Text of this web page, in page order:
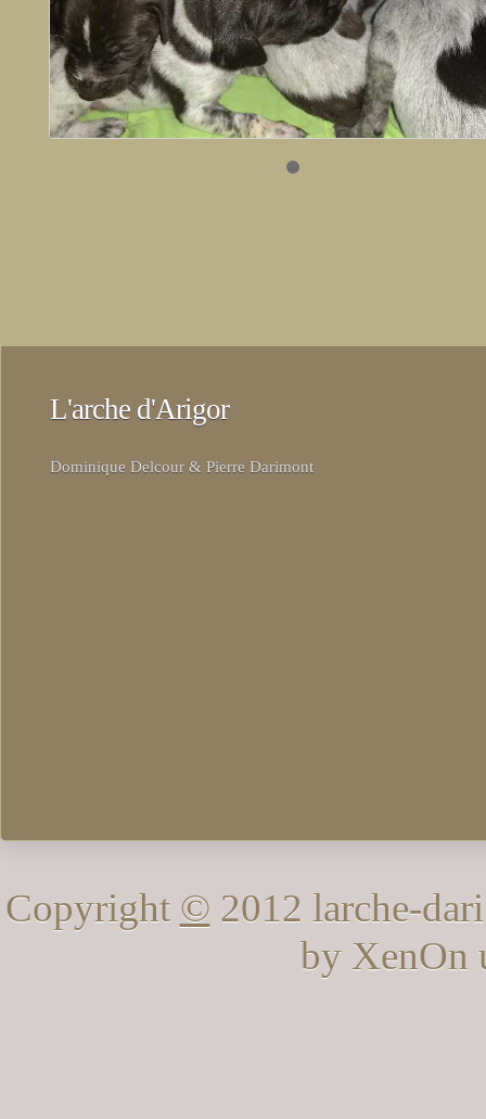
L'arche d'Arigor
Dominique Delcour & Pierre Darimont
Copyright © 2012 larche-
by XenOn